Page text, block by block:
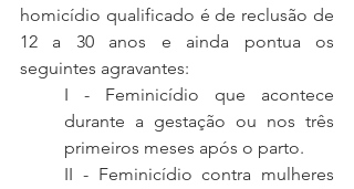
homicídio qualificado é de reclusão de
12 a 30 anos e ainda pontua os
seguintes agravantes:
I - Feminicídio que acontece
durante a gestação ou nos três
primeiros meses após o parto.
II - Feminicídio contra mulheres